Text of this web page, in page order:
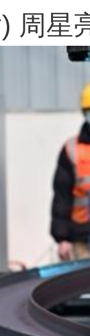
周星